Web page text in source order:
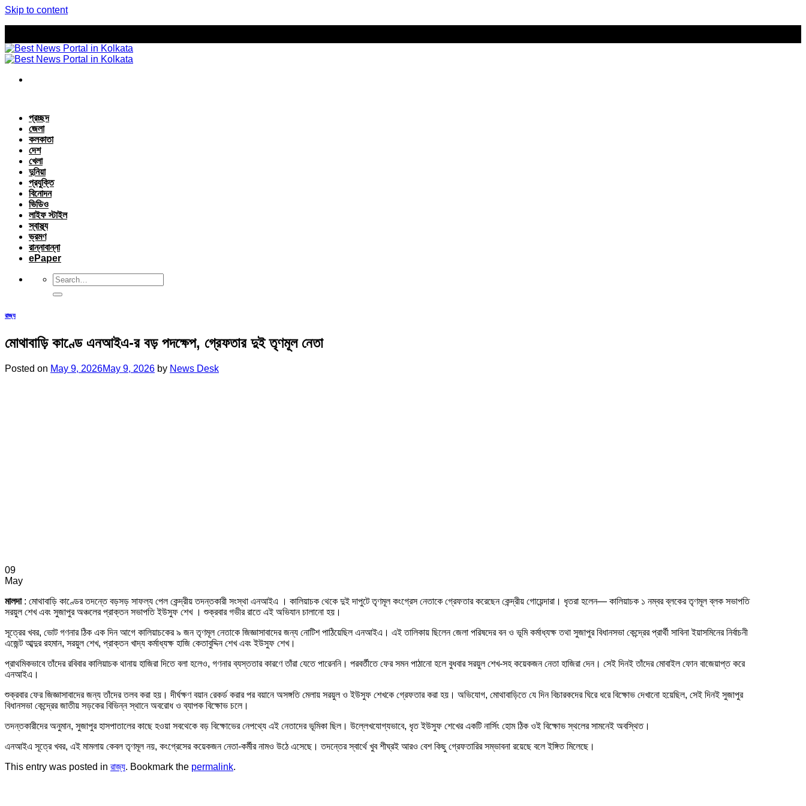
Skip to content
প্রচ্ছদ
জেলা
কলকাতা
দেশ
খেলা
দুনিয়া
প্রযুক্তি
বিনোদন
ভিডিও
লাইফ স্টাইল
স্বাস্থ্য
ভ্রমণ
রান্নাবান্না
ePaper
রাজ্য
মোথাবাড়ি কাণ্ডে এনআইএ-র বড় পদক্ষেপ, গ্রেফতার দুই তৃণমূল নেতা
Posted on May 9, 2026May 9, 2026 by News Desk
09
May
মালদা : মোথাবাড়ি কাণ্ডের তদন্তে বড়সড় সাফল্য পেল কেন্দ্রীয় তদন্তকারী সংস্থা এনআইএ । কালিয়াচক থেকে দুই দাপুটে তৃণমূল কংগ্রেস নেতাকে গ্রেফতার করেছেন কেন্দ্রীয় গোয়েন্দারা। ধৃতরা হলেন— কালিয়াচক ১ নম্বর ব্লকের তৃণমূল ব্লক সভাপতি
সরয়ুল শেখ এবং সুজাপুর অঞ্চলের প্রাক্তন সভাপতি ইউসুফ শেখ । শুক্রবার গভীর রাতে এই অভিযান চালানো হয়।
সূত্রের খবর, ভোট গণনার ঠিক এক দিন আগে কালিয়াচকের ৯ জন তৃণমূল নেতাকে জিজ্ঞাসাবাদের জন্য নোটিশ পাঠিয়েছিল এনআইএ। এই তালিকায় ছিলেন জেলা পরিষদের বন ও ভূমি কর্মাধ্যক্ষ তথা সুজাপুর বিধানসভা কেন্দ্রের প্রার্থী সাবিনা ইয়াসমিনের নির্বাচনী
এজেন্ট আব্দুর রহমান, সরয়ুল শেখ, প্রাক্তন খাদ্য কর্মাধ্যক্ষ হাজি কেতাবুদ্দিন শেখ এবং ইউসুফ শেখ।
প্রাথমিকভাবে তাঁদের রবিবার কালিয়াচক থানায় হাজিরা দিতে বলা হলেও, গণনার ব্যস্ততার কারণে তাঁরা যেতে পারেননি। পরবর্তীতে ফের সমন পাঠানো হলে বুধবার সরয়ুল শেখ-সহ কয়েকজন নেতা হাজিরা দেন। সেই দিনই তাঁদের মোবাইল ফোন বাজেয়াপ্ত করে
এনআইএ।
শুক্রবার ফের জিজ্ঞাসাবাদের জন্য তাঁদের তলব করা হয়। দীর্ঘক্ষণ বয়ান রেকর্ড করার পর বয়ানে অসঙ্গতি মেলায় সরয়ুল ও ইউসুফ শেখকে গ্রেফতার করা হয়। অভিযোগ, মোথাবাড়িতে যে দিন বিচারকদের ঘিরে ধরে বিক্ষোভ দেখানো হয়েছিল, সেই দিনই সুজাপুর
বিধানসভা কেন্দ্রের জাতীয় সড়কের বিভিন্ন স্থানে অবরোধ ও ব্যাপক বিক্ষোভ চলে।
তদন্তকারীদের অনুমান, সুজাপুর হাসপাতালের কাছে হওয়া সবথেকে বড় বিক্ষোভের নেপথ্যে এই নেতাদের ভূমিকা ছিল। উল্লেখযোগ্যভাবে, ধৃত ইউসুফ শেখের একটি নার্সিং হোম ঠিক ওই বিক্ষোভ স্থলের সামনেই অবস্থিত।
এনআইএ সূত্রে খবর, এই মামলায় কেবল তৃণমূল নয়, কংগ্রেসের কয়েকজন নেতা-কর্মীর নামও উঠে এসেছে। তদন্তের স্বার্থে খুব শীঘ্রই আরও বেশ কিছু গ্রেফতারির সম্ভাবনা রয়েছে বলে ইঙ্গিত মিলেছে।
This entry was posted in রাজ্য. Bookmark the permalink.